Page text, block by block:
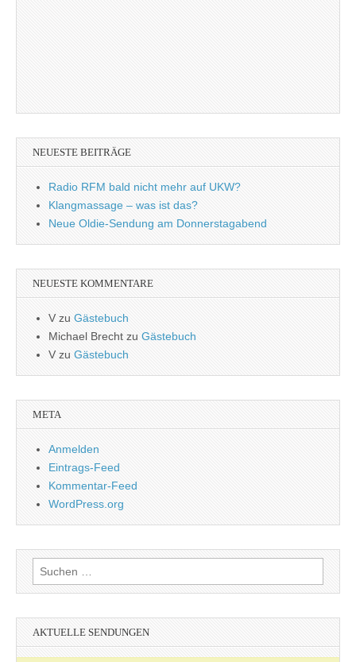
NEUESTE BEITRÄGE
Radio RFM bald nicht mehr auf UKW?
Klangmassage – was ist das?
Neue Oldie-Sendung am Donnerstagabend
NEUESTE KOMMENTARE
V zu Gästebuch
Michael Brecht zu Gästebuch
Vzu Gästebuch
META
Anmelden
Eintrags-Feed
Kommentar-Feed
WordPress.org
Suchen
nach:
AKTUELLE SENDUNGEN